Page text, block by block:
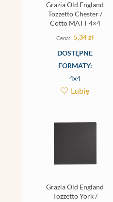
Grazia Old England
Tozzetto Chester /
Cotto MATT 4×4
5,34zł
DOSTĘPNE
FORMATY:
4x4
Lubię
Grazia Old England
Tozzetto York /